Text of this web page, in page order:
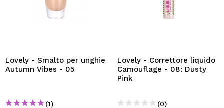
Lovely - Smalto per unghie
Autumn Vibes - 05
(1)
Lovely - Correttore liquido
Camouflage - 08: Dusty
Pink
(0)